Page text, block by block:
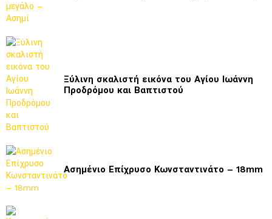
Ξύλινη σκαλιστή εικόνα του Αγίου Ιωάννη
Προδρόμου και Βαπτιστού
Ασημένιο Επίχρυσο Κωνσταντινάτο – 18mm